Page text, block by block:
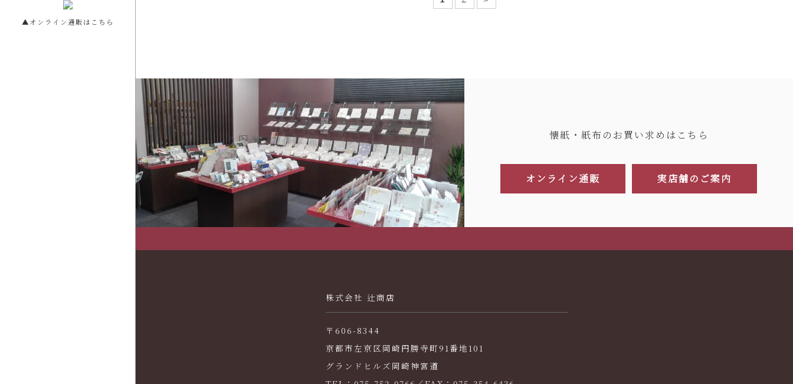
▲オンライン通販はこちら
懐紙・紙布のお買い求めはこちら
オンライン通販 実店舗のご案内
株式会社 辻商店
〒606-8344
京都市左京区岡崎円勝寺町91番地101
グランドヒルズ岡崎神宮道